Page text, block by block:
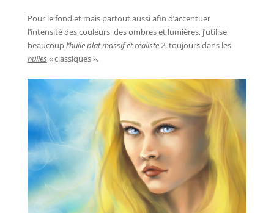
Pour le fond et mais partout aussi afin d’accentuer
l’intensité des couleurs, des ombres et lumières, j’utilise
beaucoupl’huile plat massif et réaliste 2, toujours dans les
huiles « classiques ».